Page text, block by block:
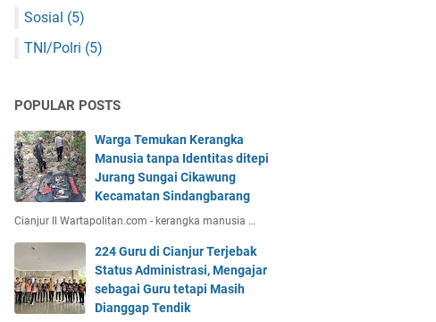
Sosial (5)
TNI/Polri (5)
POPULAR POSTS
Warga Temukan Kerangka
Manusia tanpa Identitas ditepi
Jurang Sungai Cikawung
Kecamatan Sindangbarang
Cianjur ll Wartapolitan.com - kerangka manusia …
224 Guru di Cianjur Terjebak
Status Administrasi, Mengajar
sebagai Guru tetapi Masih
Dianggap Tendik